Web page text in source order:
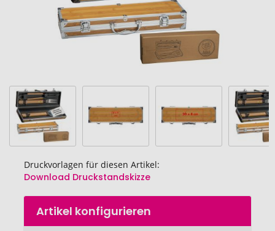
Druckvorlagen für diesen Artikel:
Download Druckstandskizze
Zum
AnfangArtikel konfigurieren